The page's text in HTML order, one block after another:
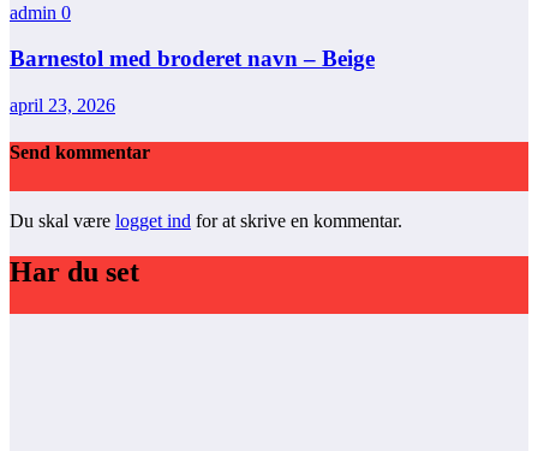
admin 0
Barnestol med broderet navn – Beige
april 23, 2026
Send kommentar
Du skal være logget ind for at skrive en kommentar.
Har du set